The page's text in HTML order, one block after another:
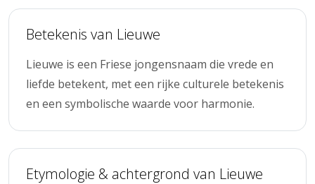
Betekenis van Lieuwe
Lieuwe is een Friese jongensnaam die vrede en
liefde betekent, met een rijke culturele betekenis
en een symbolische waarde voor harmonie.
Etymologie & achtergrond van Lieuwe